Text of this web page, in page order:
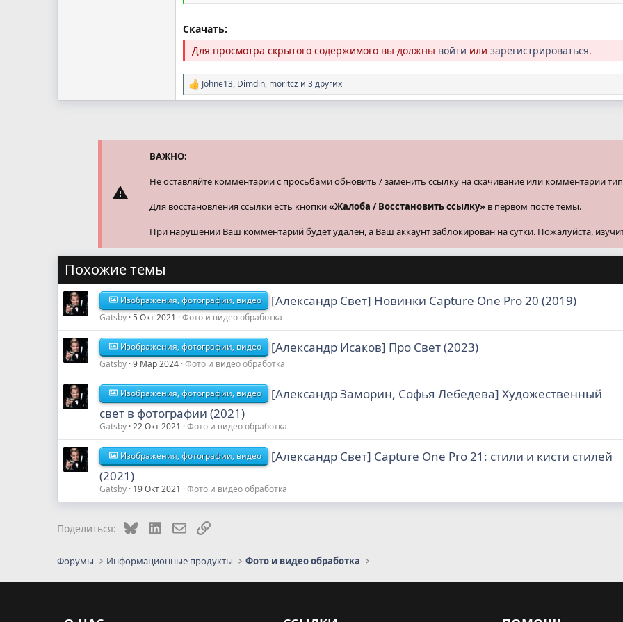
Скачать:
Для просмотра скрытого содержимого вы должны войти или зарегистрироваться.
Р
е
и
Johne13, Dimdin, moritcz и 3 других
ВАЖНО:
Не оставляйте комментарии с просьбами обновить / заменить ссылку на скачивание или комментарии
Для восстановления ссылки есть кнопки«Жалоба / Восстановить ссылку» в первом посте темы.
При нарушении Ваш комментарий будет удален, а Ваш аккаунт заблокирован на сутки. Пожалуйста,
Похожие темы
Изображения, фотографии, видео [Александр Свет] Новинки Capture One Pro 20 (2019)
Gatsby 5 Окт 2021 Фото и видео обработка
Изображения, фотографии, видео [Александр Исаков] Про Свет (2023)
Gatsby 9 Мар 2024 Фото и видео обработка
Изображения, фотографии, видео
[Александр Заморин, Софья Лебедева] Художественный
свет в фотографии (2021)
Gatsby 22 Окт 2021 Фото и видео обработка
Изображения, фотографии, видео
[Александр Свет] Capture One Pro 21: стили и кисти стилей
(2021)
Gatsby 19 Окт 2021 Фото и видео обработка
Поделиться: BlueskyLinkedInЭлектронная почта
Ссылка
Форумы Информационные продукты Фото и видео обработка